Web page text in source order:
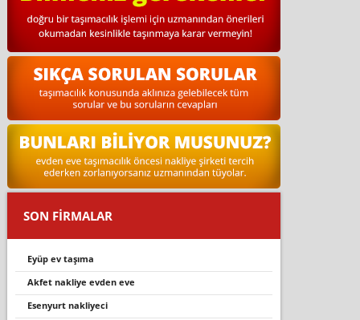
SON FİRMALAR
eyüp ev taşıma
akfet nakliye evden eve
esenyurt nakliyeci